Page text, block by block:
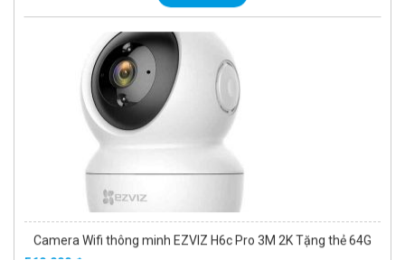
Camera Wifi thông minh EZVIZ H6c Pro 3M 2K Tặng thẻ 64G
560.000 đ